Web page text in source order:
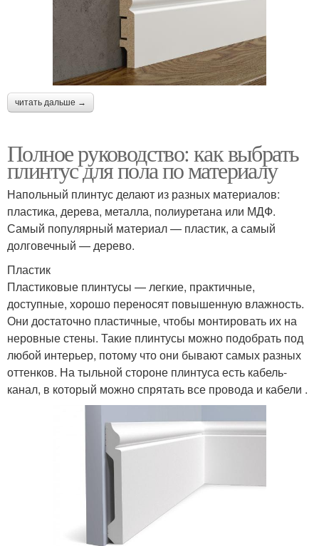
читать дальше →
Полное руководство: как выбрать
плинтус для пола по материалу
Напольный плинтус делают из разных материалов:
пластика, дерева, металла, полиуретана или МДФ.
Самый популярный материал — пластик, а самый
долговечный — дерево.
Пластик
Пластиковые плинтусы — легкие, практичные,
доступные, хорошо переносят повышенную влажность.
Они достаточно пластичные, чтобы монтировать их на
неровные стены. Такие плинтусы можно подобрать под
любой интерьер, потому что они бывают самых разных
оттенков. На тыльной стороне плинтуса есть кабель-
канал, в который можно спрятать все провода и кабели .